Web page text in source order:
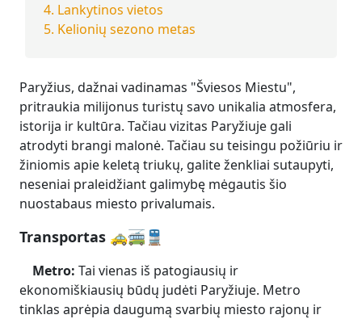
Lankytinos vietos
Kelionių sezono metas
Paryžius, dažnai vadinamas "Šviesos Miestu",
pritraukia milijonus turistų savo unikalia atmosfera,
istorija ir kultūra. Tačiau vizitas Paryžiuje gali
atrodyti brangi malonė. Tačiau su teisingu požiūriu ir
žiniomis apie keletą triukų, galite ženkliai sutaupyti,
neseniai praleidžiant galimybę mėgautis šio
nuostabaus miesto privalumais.
Transportas 🚕🚎🚆
Metro: Tai vienas iš patogiausių ir
ekonomiškiausių būdų judėti Paryžiuje. Metro
tinklas aprėpia daugumą svarbių miesto rajonų ir